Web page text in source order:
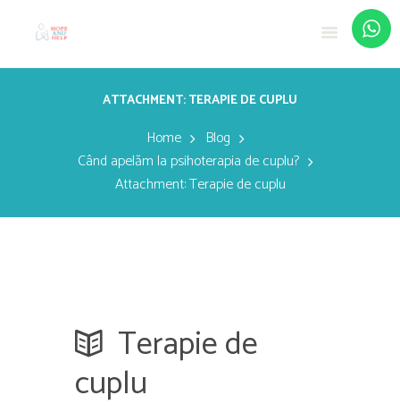
ATTACHMENT: TERAPIE DE CUPLU
Home
Blog
Când apelăm la psihoterapia de cuplu?
Attachment: Terapie de cuplu
Terapie de
cuplu